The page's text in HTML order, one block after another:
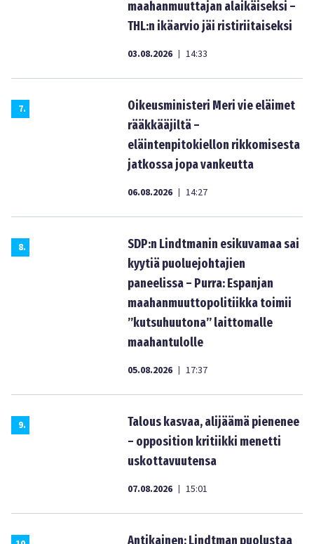
maahanmuuttajan alaikäiseksi –
THL:n ikäarvio jäi ristiriitaiseksi
03.08.2026 | 14:33
7.
Oikeusministeri Meri vie eläimet
rääkkääjiltä –
eläintenpitokiellon rikkomisesta
jatkossa jopa vankeutta
06.08.2026 | 14:27
8.
SDP:n Lindtmanin esikuvamaa sai
kyytiä puoluejohtajien
paneelissa – Purra: Espanjan
maahanmuuttopolitiikka toimii
”kutsuhuutona” laittomalle
maahantulolle
05.08.2026 | 17:37
9.
Talous kasvaa, alijäämä pienenee
– opposition kritiikki menetti
uskottavuutensa
07.08.2026 | 15:01
Antikainen: Lindtman puolustaa